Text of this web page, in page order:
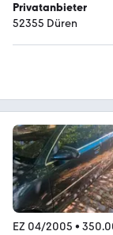
Privatanbieter
52355 Düren
EZ 04/2005 •